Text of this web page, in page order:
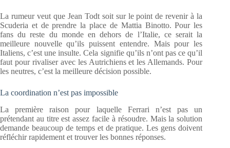
La rumeur veut que Jean Todt soit sur le point de revenir à la
Scuderia et de prendre la place de Mattia Binotto. Pour les
fans du reste du monde en dehors de l’Italie, ce serait la
meilleure nouvelle qu’ils puissent entendre. Mais pour les
Italiens, c’est une insulte. Cela signifie qu’ils n’ont pas ce qu’il
faut pour rivaliser avec les Autrichiens et les Allemands. Pour
les neutres, c’est la meilleure décision possible.
La coordination n’est pas impossible
La première raison pour laquelle Ferrari n’est pas un
prétendant au titre est assez facile à résoudre. Mais la solution
demande beaucoup de temps et de pratique. Les gens doivent
réfléchir rapidement et trouver les bonnes réponses.